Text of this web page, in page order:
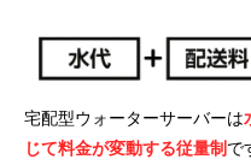
宅配型ウォーターサーバーは
じて料金が変動する従量制で